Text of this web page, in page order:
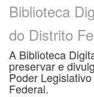
Biblioteca
do Distrito
A Biblioteca
preservar e
Poder
Federal.